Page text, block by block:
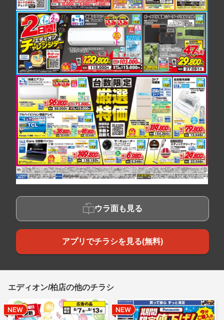
ウラ面も見る
アプリでチラシを見る(無料)
エディオン/柏店の他のチラシ